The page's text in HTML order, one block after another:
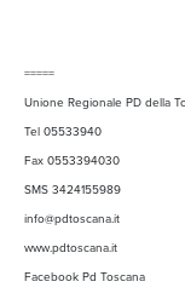
=====
Unione Regionale PD della
Tel 05533940
Fax 0553394030
SMS 3424155989
info@pdtoscana.it
www.pdtoscana.it
Facebook Pd Toscana